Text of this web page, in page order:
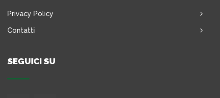
Privacy Policy
Contatti
SEGUICI SU